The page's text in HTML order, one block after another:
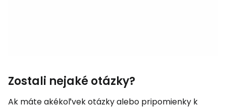
Zostali nejaké otázky?
Ak máte akékoľvek otázky alebo pripomienky k